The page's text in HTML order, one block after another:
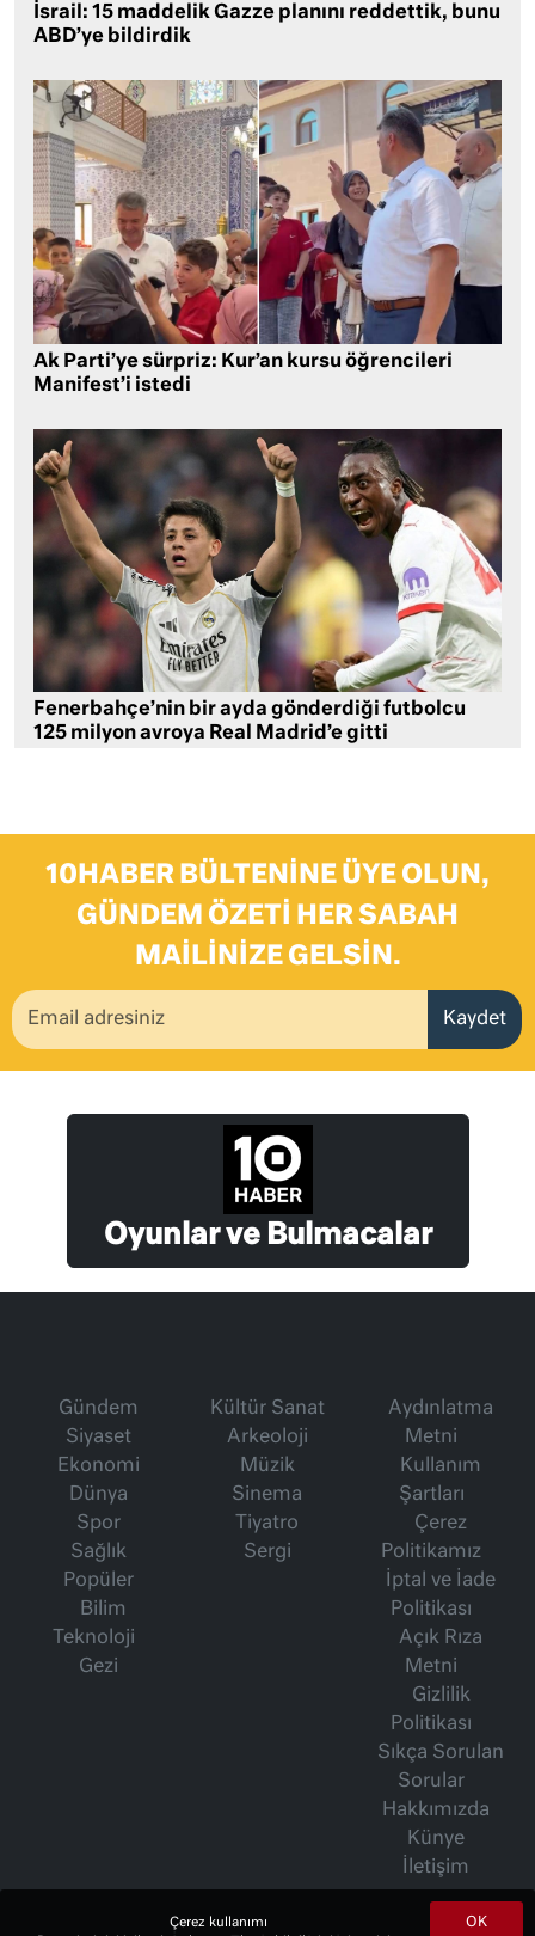
İsrail: 15 maddelik Gazze planını reddettik, bunu
ABD’ye bildirdik
Ak Parti’ye sürpriz: Kur’an kursu öğrencileri
Manifest’i istedi
Fenerbahçe’nin bir ayda gönderdiği futbolcu
125 milyon avroya Real Madrid’e gitti
10HABER BÜLTENINE ÜYE OLUN,
GÜNDEM ÖZETI HER SABAH
MAILINIZE GELSIN.
Kaydet
Oyunlar ve Bulmacalar
Gündem
Siyaset
Ekonomi
Dünya
Spor
Sağlık
Popüler
Bilim
Teknoloji
Gezi
Kültür Sanat
Arkeoloji
Müzik
Sinema
Tiyatro
Sergi
Aydınlatma
Metni
Kullanım
Şartları
Çerez
Politikamız
İptal ve İade
Politikası
Açık Rıza
Metni
Gizlilik
Politikası
Sıkça Sorulan
Sorular
Hakkımızda
Künye
İletişim
OK
Çerez kullanımı